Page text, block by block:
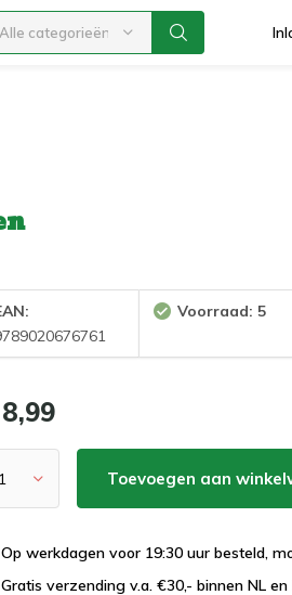
Alle categorieën
Voorraad: 5
Toevoegen aan
Op werkdagen voor 19:30 uur besteld,
Gratis verzending v.a. €30,- binnen NL en